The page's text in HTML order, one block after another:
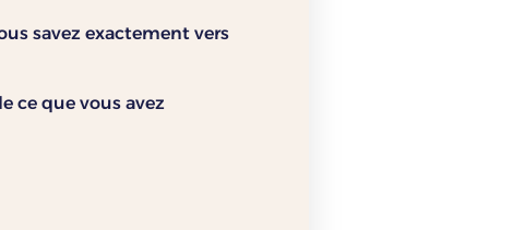
savez exactement vers
ce que vous avez